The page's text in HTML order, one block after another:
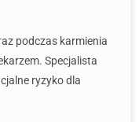
podczas karmienia
Specjalista
ryzyko dla